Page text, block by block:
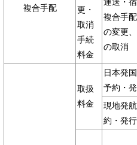
複合手配
更・
取消
手続
料金
複合手
の変更
の取消
取扱
料金
日本発
予約・
現地発
約・発行